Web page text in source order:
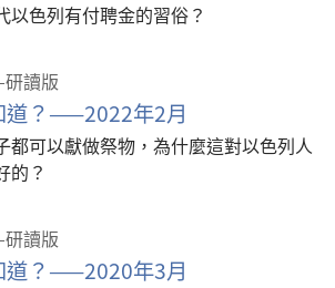
以色列有付聘金的習俗？
讀版
道？——2022年2月
都可以獻做祭物，為什麼這對以色列人
的？
讀版
道？——2020年3月